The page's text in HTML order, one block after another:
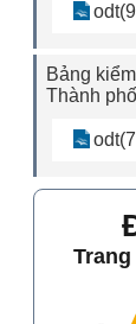
Bảng
Thành